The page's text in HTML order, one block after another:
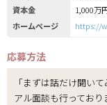
資本金
1,000万
ホームページ
https://
応募方法
「まずは話だけ聞い
アル面談も行っており